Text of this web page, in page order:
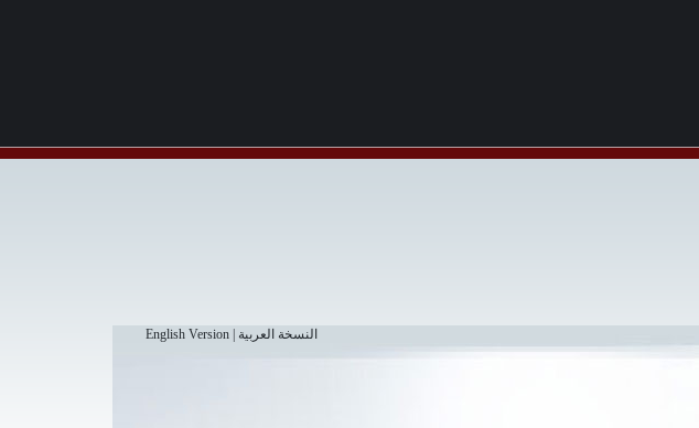
النسخة العربية English Version